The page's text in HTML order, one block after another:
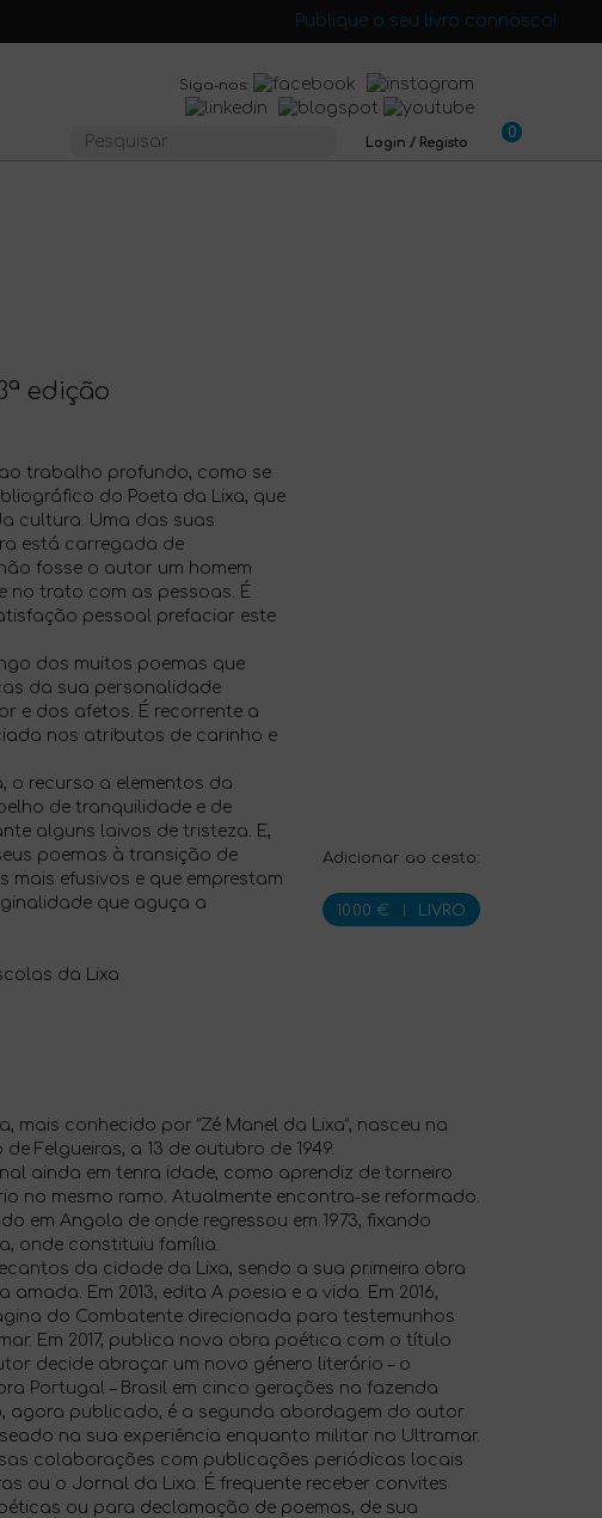
Publique o seu livro connosco!
Siga-nos:
Login / Registo
0
edição
ao trabalho profundo, como se
do Poeta da Lixa, que
cultura. Uma das suas
está carregada de
fosse o autor um homem
no trato com as pessoas. É
pessoal prefaciar este
dos muitos poemas que
da sua personalidade
e dos afetos. É recorrente a
nos atributos de carinho e
o recurso a elementos da
de tranquilidade e de
alguns laivos de tristeza. E,
poemas à transição de
efusivos e que emprestam
que aguça a
da Lixa
Adicionar ao cesto:
10.00 € LIVRO
mais conhecido por “Zé Manel da Lixa”, nasceu na
Felgueiras, a 13 de outubro de 1949.
ainda em tenra idade, como aprendiz de torneiro
no mesmo ramo. Atualmente encontra-se reformado.
em Angola de onde regressou em 1973, fixando
onde constituiu família.
da cidade da Lixa, sendo a sua primeira obra
Em 2013, edita A poesia e a vida. Em 2016,
do Combatente direcionada para testemunhos
Em 2017, publica nova obra poética com o título
decide abraçar um novo género literário – o
Portugal – Brasil em cinco gerações na fazenda
agora publicado, é a segunda abordagem do autor
na sua experiência enquanto militar no Ultramar.
colaborações com publicações periódicas locais
ou o Jornal da Lixa. É frequente receber convites
ou para declamação de poemas, de sua